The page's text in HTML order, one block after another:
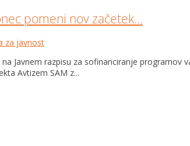
pomeni nov začetek…
za javnost
Javnem razpisu za sofinanciranje
Avtizem SAM z...